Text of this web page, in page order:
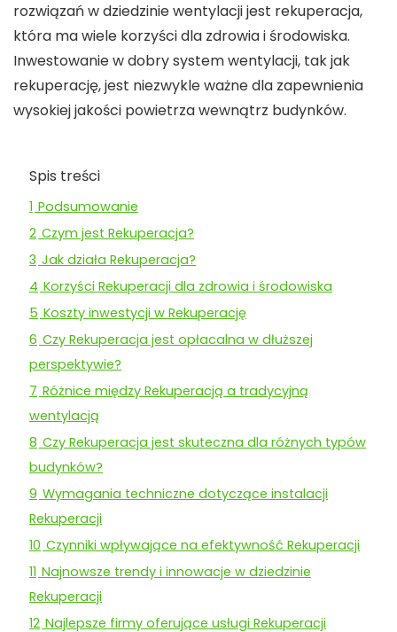
rozwiązań w dziedzinie wentylacji jest rekuperacja,
która ma wiele korzyści dla zdrowia i środowiska.
Inwestowanie w dobry system wentylacji, tak jak
rekuperację, jest niezwykle ważne dla zapewnienia
wysokiej jakości powietrza wewnątrz budynków.
Spis treści
1 Podsumowanie
2 Czym jest Rekuperacja?
3 Jak działa Rekuperacja?
4 Korzyści Rekuperacji dla zdrowia i środowiska
5 Koszty inwestycji w Rekuperację
6 Czy Rekuperacja jest opłacalna w dłuższej
perspektywie?
7 Różnice między Rekuperacją a tradycyjną
wentylacją
8 Czy Rekuperacja jest skuteczna dla różnych typów
budynków?
9 Wymagania techniczne dotyczące instalacji
Rekuperacji
10 Czynniki wpływające na efektywność Rekuperacji
11 Najnowsze trendy i innowacje w dziedzinie
Rekuperacji
12 Najlepsze firmy oferujące usługi Rekuperacji